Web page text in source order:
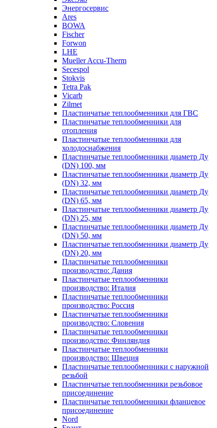
Энергосервис
Ares
BOWA
Fischer
Forwon
LHE
Mueller Accu-Therm
Secespol
Stokvis
Tetra Pak
Vicarb
Zilmet
Пластинчатые теплообменники для ГВС
Пластинчатые теплообменники для
отопления
Пластинчатые теплообменники для
холодоснабжения
Пластинчатые теплообменники диаметр Ду
(DN) 100, мм
Пластинчатые теплообменники диаметр Ду
(DN) 32, мм
Пластинчатые теплообменники диаметр Ду
(DN) 65, мм
Пластинчатые теплообменники диаметр Ду
(DN) 25, мм
Пластинчатые теплообменники диаметр Ду
(DN) 50, мм
Пластинчатые теплообменники диаметр Ду
(DN) 20, мм
Пластинчатые теплообменники
производство: Дания
Пластинчатые теплообменники
производство: Италия
Пластинчатые теплообменники
производство: Россия
Пластинчатые теплообменники
производство: Словения
Пластинчатые теплообменники
производство: Финляндия
Пластинчатые теплообменники
производство: Швеция
Пластинчатые теплообменники с наружной
резьбой
Пластинчатые теплообменники резьбовое
присоединение
Пластинчатые теплообменники фланцевое
присоединение
Nord